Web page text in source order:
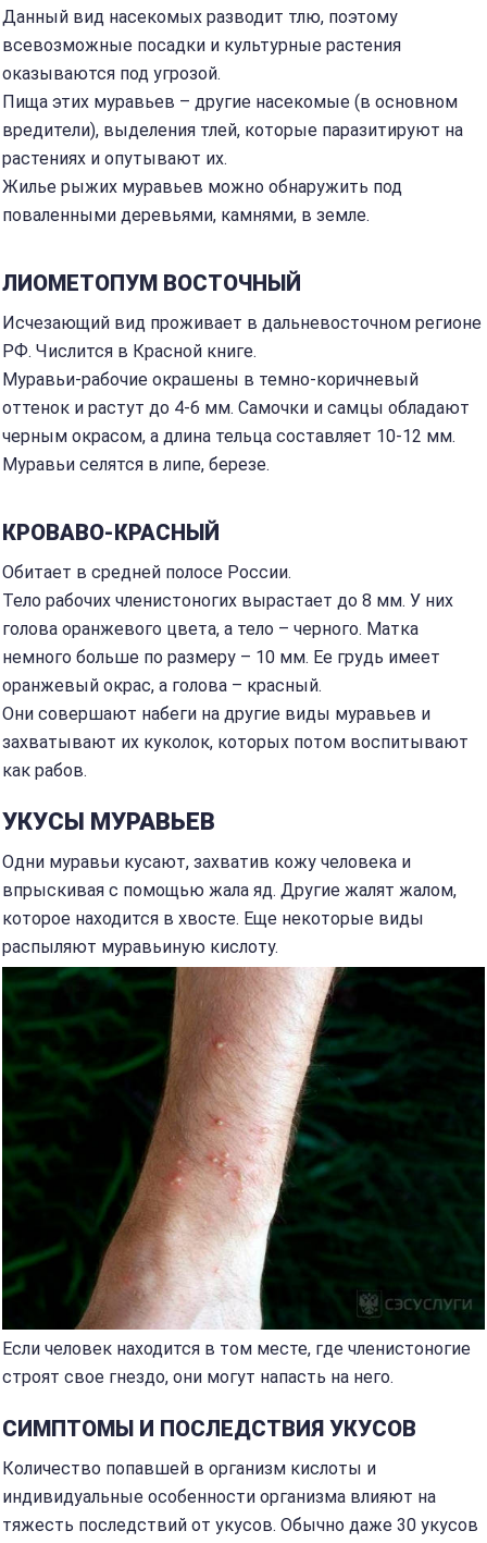
Данный вид насекомых разводит тлю, поэтому
всевозможные посадки и культурные растения
оказываются под угрозой.
Пища этих муравьев – другие насекомые (в основном
вредители), выделения тлей, которые паразитируют на
растениях и опутывают их.
Жилье рыжих муравьев можно обнаружить под
поваленными деревьями, камнями, в земле.
ЛИОМЕТОПУМ ВОСТОЧНЫЙ
Исчезающий вид проживает в дальневосточном регионе
РФ. Числится в Красной книге.
Муравьи-рабочие окрашены в темно-коричневый
оттенок и растут до 4-6 мм. Самочки и самцы обладают
черным окрасом, а длина тельца составляет 10-12 мм.
Муравьи селятся в липе, березе.
КРОВАВО-КРАСНЫЙ
Обитает в средней полосе России.
Тело рабочих членистоногих вырастает до 8 мм. У них
голова оранжевого цвета, а тело – черного. Матка
немного больше по размеру – 10 мм. Ее грудь имеет
оранжевый окрас, а голова – красный.
Они совершают набеги на другие виды муравьев и
захватывают их куколок, которых потом воспитывают
как рабов.
УКУСЫ МУРАВЬЕВ
Одни муравьи кусают, захватив кожу человека и
впрыскивая с помощью жала яд. Другие жалят жалом,
которое находится в хвосте. Еще некоторые виды
распыляют муравьиную кислоту.
Если человек находится в том месте, где членистоногие
строят свое гнездо, они могут напасть на него.
СИМПТОМЫ И ПОСЛЕДСТВИЯ УКУСОВ
Количество попавшей в организм кислоты и
индивидуальные особенности организма влияют на
тяжесть последствий от укусов. Обычно даже 30 укусов